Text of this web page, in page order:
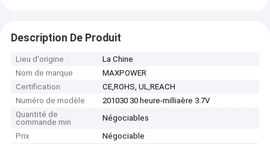
Description De Produit
Lieu d'origine
La Chine
Nom de marque
MAXPOWER
Certification
CE,ROHS, UL,REACH
Numéro de modèle
201030 30 heure-milliaère 3.7V
Quantité de
commande min
Négociables
Prix
Négociable